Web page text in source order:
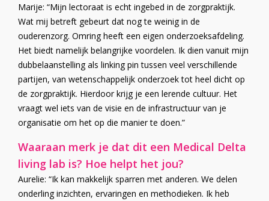
Marije: “Mijn lectoraat is echt ingebed in de zorgpraktijk.
Wat mij betreft gebeurt dat nog te weinig in de
ouderenzorg. Omring heeft een eigen onderzoeksafdeling.
Het biedt namelijk belangrijke voordelen. Ik dien vanuit mijn
dubbelaanstelling als linking pin tussen veel verschillende
partijen, van wetenschappelijk onderzoek tot heel dicht op
de zorgpraktijk. Hierdoor krijg je een lerende cultuur. Het
vraagt wel iets van de visie en de infrastructuur van je
organisatie om het op die manier te doen.”
Waaraan merk je dat dit een Medical Delta
living lab is? Hoe helpt het jou?
Aurelie: “Ik kan makkelijk sparren met anderen. We delen
onderling inzichten, ervaringen en methodieken. Ik heb